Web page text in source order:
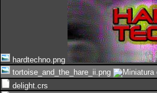
hardtechno.png
tortoise_and_the_hare_ii.png
delight.crs